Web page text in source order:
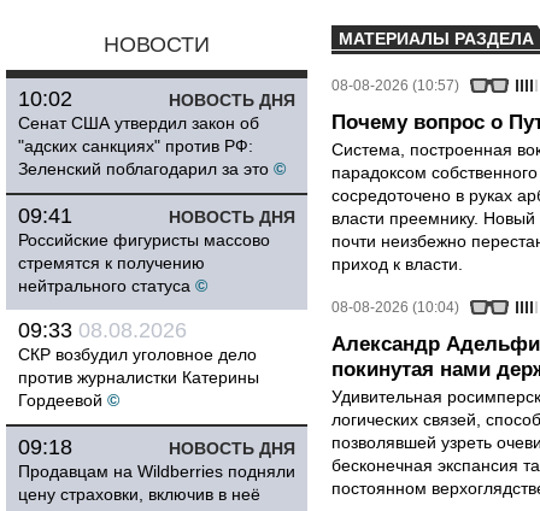
НОВОСТИ
НОВОСТЬ ДНЯ
10:02
Сенат США утвердил закон об
"адских санкциях" против РФ:
Зеленский поблагодарил за это ©
НОВОСТЬ ДНЯ
09:41
Российские фигуристы массово
стремятся к получению
нейтрального статуса ©
09:33 08.08.2026
СКР возбудил уголовное дело
против журналистки Катерины
Гордеевой ©
НОВОСТЬ ДНЯ
09:18
Продавцам на Wildberries подняли
цену страховки, включив в неё
МАТЕРИАЛЫ РАЗДЕЛА
08-08-2026 (10:57)
Почему вопрос о
Система, построенная
парадоксом
сосредоточено в руках
власти преемнику.
почти неизбежно
приход к власти.
08-08-2026 (10:04)
Александр
покинутая нами
Удивительная
логических связей,
позволявшей узреть
бесконечная экспансия
постоянном